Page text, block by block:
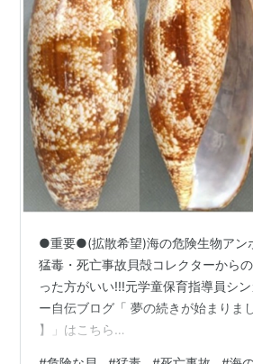
●重要●(拡散希望)海の危険生物アン
猛毒・死亡事故貝殻コレクターから
った方がいい!!!元学童保育指導員シ
ー自伝ブログ「 夢の続きが始まりま
】」はこちら